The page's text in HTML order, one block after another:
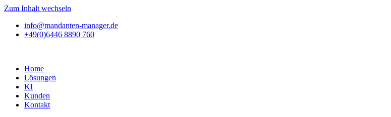
Zum Inhalt wechseln
info@mandanten-manager.de
+49(0)6446 8890 760
Home
Lösungen
KI
Kunden
Kontakt